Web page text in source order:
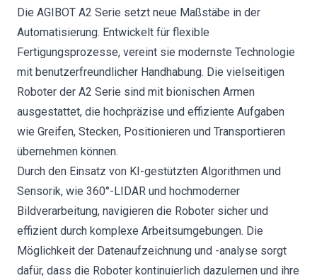
Die AGIBOT A2 Serie setzt neue Maßstäbe in der
Automatisierung. Entwickelt für flexible
Fertigungsprozesse, vereint sie modernste Technologie
mit benutzerfreundlicher Handhabung. Die vielseitigen
Roboter der A2 Serie sind mit bionischen Armen
ausgestattet, die hochpräzise und effiziente Aufgaben
wie Greifen, Stecken, Positionieren und Transportieren
übernehmen können.
Durch den Einsatz von KI-gestützten Algorithmen und
Sensorik, wie 360°-LIDAR und hochmoderner
Bildverarbeitung, navigieren die Roboter sicher und
effizient durch komplexe Arbeitsumgebungen. Die
Möglichkeit der Datenaufzeichnung und -analyse sorgt
dafür, dass die Roboter kontinuierlich dazulernen und ihre